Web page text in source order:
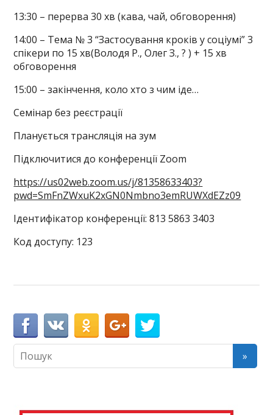
13:30 – перерва 30 хв (кава, чай, обговорення)
14:00 – Тема № 3 “Застосування кроків у соціумі” 3
спікери по 15 хв(Володя Р., Олег З., ? ) + 15 хв
обговорення
15:00 – закінчення, коло хто з чим іде…
Семінар без реєстрації
Планується трансляція на зум
Підключитися до конференції Zoom
https://us02web.zoom.us/j/81358633403?
pwd=SmFnZWxuK2xGN0Nmbno3emRUWXdEZz09
Ідентифікатор конференції: 813 5863 3403
Код доступу: 123